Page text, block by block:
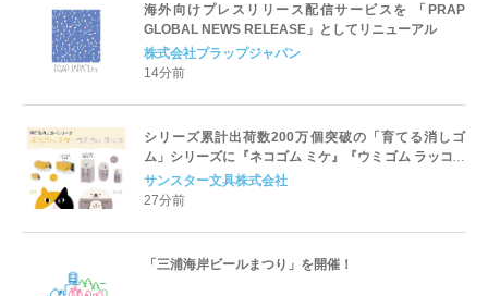
海外向けプレスリリース配信サービスを 「PRAP
GLOBAL NEWS RELEASE」としてリニューアル
株式会社プラップジャパン
14分前
シリーズ累計出荷数200万個突破の「育てる消しゴ
ム」シリーズに『ネコゴム ミケ』『ウミゴム ラッコ』
が仲間入り！
サンスター文具株式会社
27分前
「三浦海岸ビールまつり」を開催！